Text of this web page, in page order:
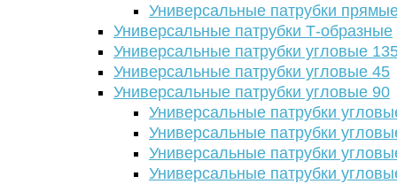
Универсальные патрубки
Универсальные патрубки Т-образные
Универсальные патрубки угловые
Универсальные патрубки угловые 45
Универсальные патрубки угловые 90
Универсальные патрубки
Универсальные патрубки
Универсальные патрубки
Универсальные патрубки